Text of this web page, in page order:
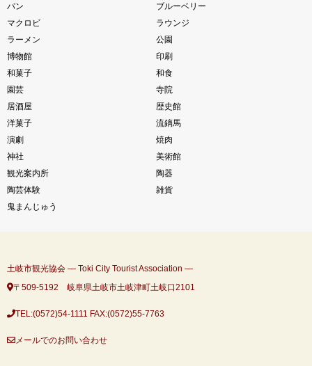
パン
ブルーベリー
マクロビ
ラウンジ
ラーメン
公園
博物館
印刷
和菓子
和食
園芸
寺院
居酒屋
歴史館
洋菓子
流鏑馬
演劇
焼肉
神社
美術館
観光案内所
陶器
陶芸体験
雑貨
鬼まんじゅう
土岐市観光協会 ― Toki City Tourist Association ―
〒509-5192 岐阜県土岐市土岐津町土岐口2101
TEL:(0572)54-1111 FAX:(0572)55-7763
メールでのお問い合わせ